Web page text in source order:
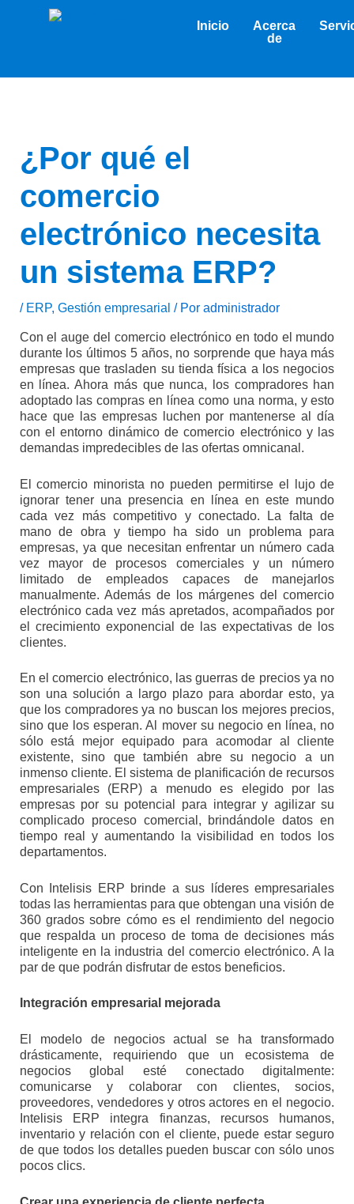
Inicio
Acerca
de
¿Por qué el
comercio
electrónico necesita
un sistema ERP?
/ ERP, Gestión empresarial / Por administrador
Con el auge del comercio electrónico en todo el mundo
durante los últimos 5 años, no sorprende que haya más
empresas que trasladen su tienda física a los negocios
en línea. Ahora más que nunca, los compradores han
adoptado las compras en línea como una norma, y esto
hace que las empresas luchen por mantenerse al día
con el entorno dinámico de comercio electrónico y las
demandas impredecibles de las ofertas omnicanal.
El comercio minorista no pueden permitirse el lujo de
ignorar tener una presencia en línea en este mundo
cada vez más competitivo y conectado. La falta de
mano de obra y tiempo ha sido un problema para
empresas, ya que necesitan enfrentar un número cada
vez mayor de procesos comerciales y un número
limitado de empleados capaces de manejarlos
manualmente. Además de los márgenes del comercio
electrónico cada vez más apretados, acompañados por
el crecimiento exponencial de las expectativas de los
clientes.
En el comercio electrónico, las guerras de precios ya no
son una solución a largo plazo para abordar esto, ya
que los compradores ya no buscan los mejores precios,
sino que los esperan. Al mover su negocio en línea, no
sólo está mejor equipado para acomodar al cliente
existente, sino que también abre su negocio a un
inmenso cliente. El sistema de planificación de recursos
empresariales (ERP) a menudo es elegido por las
empresas por su potencial para integrar y agilizar su
complicado proceso comercial, brindándole datos en
tiempo real y aumentando la visibilidad en todos los
departamentos.
Con Intelisis ERP brinde a sus líderes empresariales
todas las herramientas para que obtengan una visión de
360 grados sobre cómo es el rendimiento del negocio
que respalda un proceso de toma de decisiones más
inteligente en la industria del comercio electrónico. A la
par de que podrán disfrutar de estos beneficios.
Integración empresarial mejorada
El modelo de negocios actual se ha transformado
drásticamente, requiriendo que un ecosistema de
negocios global esté conectado digitalmente:
comunicarse y colaborar con clientes, socios,
proveedores, vendedores y otros actores en el negocio.
Intelisis ERP integra finanzas, recursos humanos,
inventario y relación con el cliente, puede estar seguro
de que todos los detalles pueden buscar con sólo unos
pocos clics.